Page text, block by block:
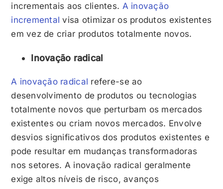
incrementais aos clientes. A inovação
incremental visa otimizar os produtos existentes
em vez de criar produtos totalmente novos.
Inovação radical
A inovação radical refere-se ao
desenvolvimento de produtos ou tecnologias
totalmente novos que perturbam os mercados
existentes ou criam novos mercados. Envolve
desvios significativos dos produtos existentes e
pode resultar em mudanças transformadoras
nos setores. A inovação radical geralmente
exige altos níveis de risco, avanços